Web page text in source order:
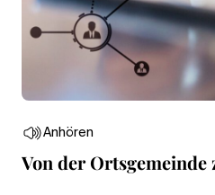
Anhören
Von der